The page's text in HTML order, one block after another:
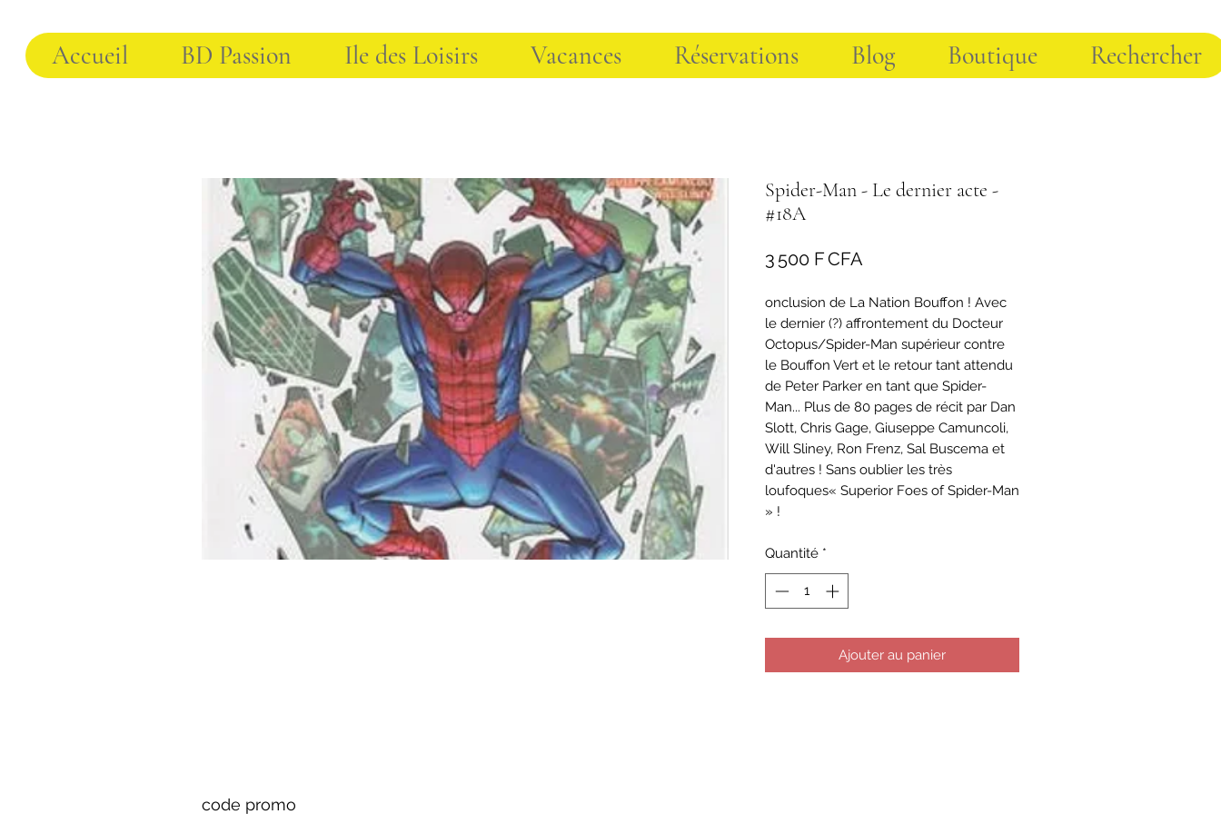
Accueil BD Passion Ile des Loisirs Vacances Réservations Blog Boutique Rechercher
Spider-Man - Le dernier acte -
#18A
3 500 F CFA
onclusion de La Nation Bouffon ! Avec
le dernier (?) affrontement du Docteur
Octopus/Spider-Man supérieur contre
le Bouffon Vert et le retour tant attendu
de Peter Parker en tant que Spider-
Man... Plus de 80 pages de récit par Dan
Slott, Chris Gage, Giuseppe Camuncoli,
Will Sliney, Ron Frenz, Sal Buscema et
d'autres ! Sans oublier les très
loufoques« Superior Foes of Spider-Man
» !
Quantité *
Ajouter au panier
code promo